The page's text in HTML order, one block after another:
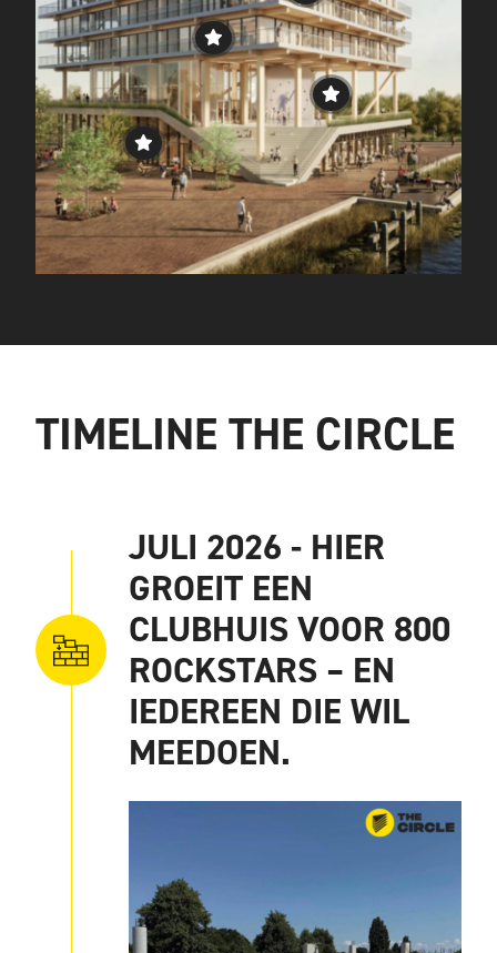
TIMELINE THE CIRCLE
JULI 2026 - HIER
GROEIT EEN
CLUBHUIS VOOR 800
ROCKSTARS – EN
IEDEREEN DIE WIL
MEEDOEN.